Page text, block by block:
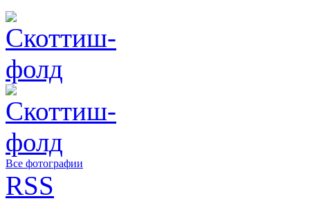
Все фотографии
RSS